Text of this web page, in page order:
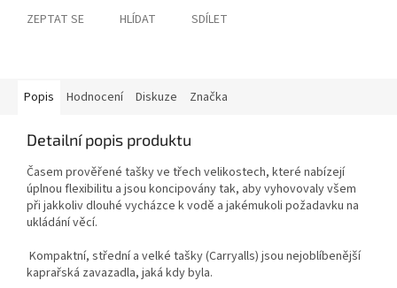
ZEPTAT SE HLÍDAT SDÍLET
Popis Hodnocení Diskuze Značka
Detailní popis produktu
Časem prověřené tašky ve třech velikostech, které nabízejí
úplnou flexibilitu a jsou koncipovány tak, aby vyhovovaly všem
při jakkoliv dlouhé vycházce k vodě a jakémukoli požadavku na
ukládání věcí.
Kompaktní, střední a velké tašky (Carryalls) jsou nejoblíbenější
kaprařská zavazadla, jaká kdy byla.